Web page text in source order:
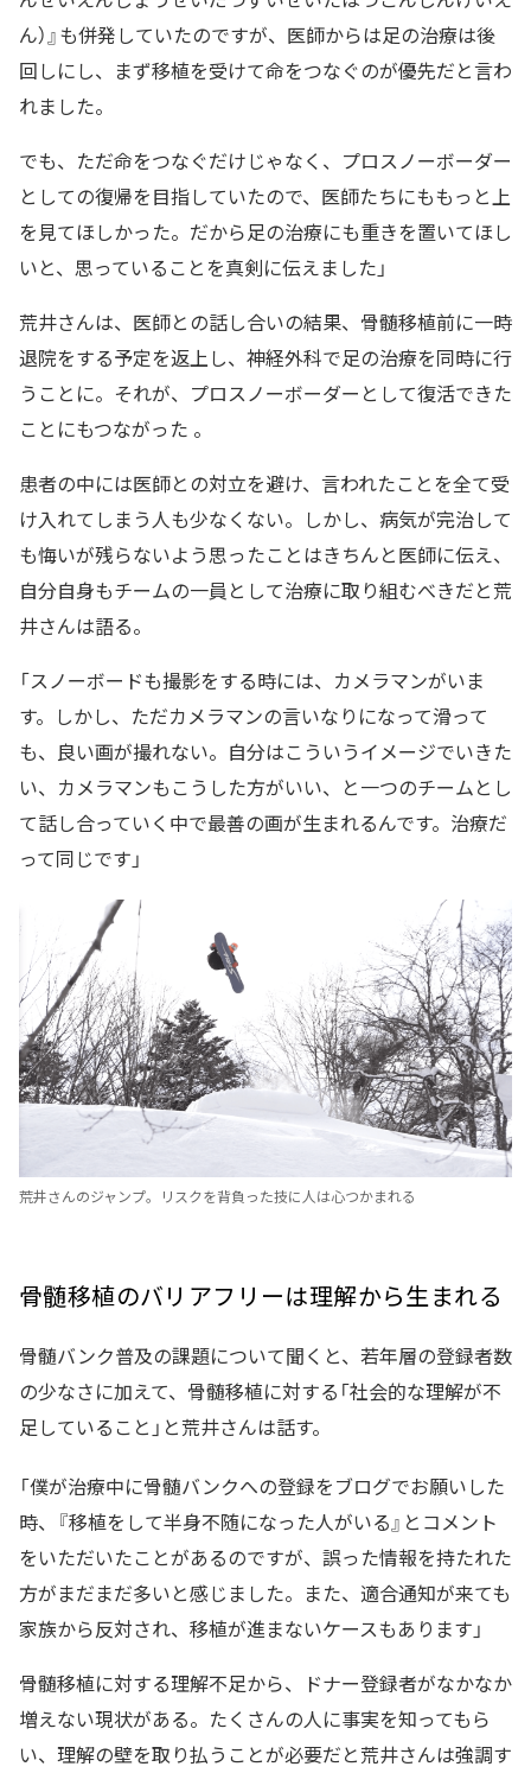
ん）』も併発していたのですが、医師からは足の治療は後
回しにし、まず移植を受けて命をつなぐのが優先だと言わ
れました。
でも、ただ命をつなぐだけじゃなく、プロスノーボーダー
としての復帰を目指していたので、医師たちにももっと上
を見てほしかった。だから足の治療にも重きを置いてほし
いと、思っていることを真剣に伝えました」
荒井さんは、医師との話し合いの結果、骨髄移植前に一時
退院をする予定を返上し、神経外科で足の治療を同時に行
うことに。それが、プロスノーボーダーとして復活できた
ことにもつながった 。
患者の中には医師との対立を避け、言われたことを全て受
け入れてしまう人も少なくない。しかし、病気が完治して
も悔いが残らないよう思ったことはきちんと医師に伝え、
自分自身もチームの一員として治療に取り組むべきだと荒
井さんは語る。
「スノーボードも撮影をする時には、カメラマンがいま
す。しかし、ただカメラマンの言いなりになって滑って
も、良い画が撮れない。自分はこういうイメージでいきた
い、カメラマンもこうした方がいい、と一つのチームとし
て話し合っていく中で最善の画が生まれるんです。治療だ
って同じです」
荒井さんのジャンプ。リスクを背負った技に人は心つかまれる
骨髄移植のバリアフリーは理解から生まれる
骨髄バンク普及の課題について聞くと、若年層の登録者数
の少なさに加えて、骨髄移植に対する「社会的な理解が不
足していること」と荒井さんは話す。
「僕が治療中に骨髄バンクへの登録をブログでお願いした
時、『移植をして半身不随になった人がいる』とコメント
をいただいたことがあるのですが、誤った情報を持たれた
方がまだまだ多いと感じました。また、適合通知が来ても
家族から反対され、移植が進まないケースもあります」
骨髄移植に対する理解不足から、ドナー登録者がなかなか
増えない現状がある。たくさんの人に事実を知ってもら
い、理解の壁を取り払うことが必要だと荒井さんは強調す